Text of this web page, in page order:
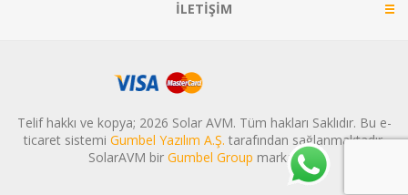
İLETIŞIM
Telif hakkı ve kopya; 2026 Solar AVM. Tüm hakları Saklıdır. Bu e-
ticaret sistemi Gumbel Yazılım A.Ş. tarafından sağlanmaktadır.
SolarAVM bir Gumbel Group markasıdır.